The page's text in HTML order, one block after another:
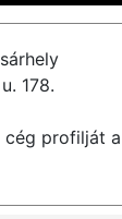
178.
cég profilját a